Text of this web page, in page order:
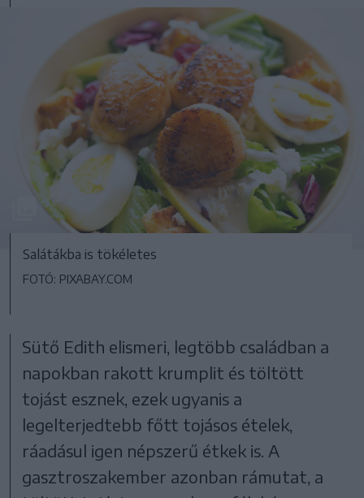
Salátákba is tökéletes
FOTÓ: PIXABAY.COM
Sütő Edith elismeri, legtöbb családban a
napokban rakott krumplit és töltött
tojást esznek, ezek ugyanis a
legelterjedtebb főtt tojásos ételek,
ráadásul igen népszerű étkek is. A
gasztroszakember azonban rámutat, a